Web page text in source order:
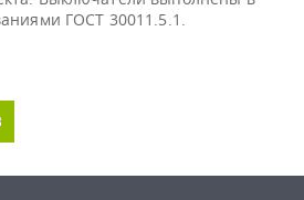
ГОСТ 30011.5.1.